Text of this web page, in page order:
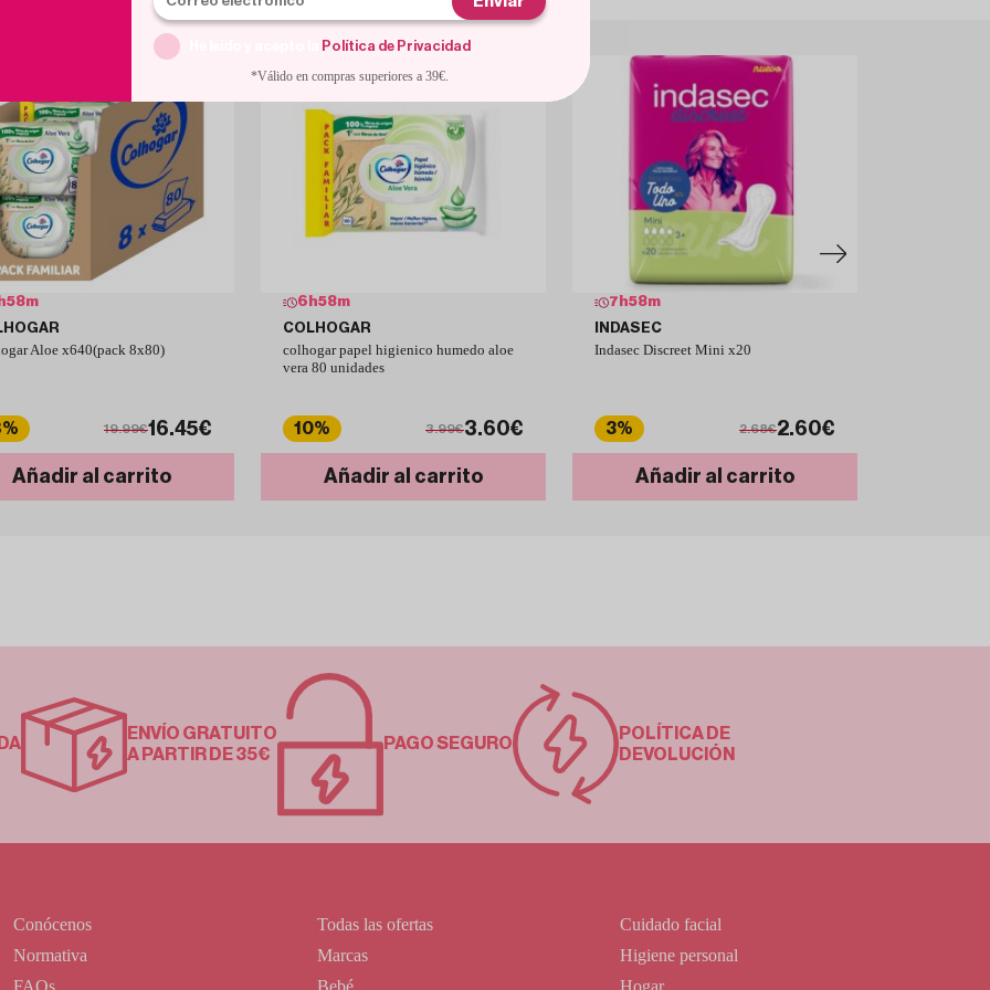
58m
Aloe x640(pack 8x80)
19.99€16.45€
Añadir al carrito
6 h58m
COLHOGAR
colhogar papel higienico humedo aloe
vera 80 unidades
10% 3.99€3.60€
Añadir al carrito
7 h58m
INDASEC
Indasec Discreet Mini x20
3% 2.68€2.60€
Añadir al carrito
ENVÍO GRATUITO
A PARTIR DE 35€
PAGO SEGURO
POLÍTICA DE
DEVOLUCIÓN
Conócenos
Normativa
FAQs
Todas las ofertas
Marcas
Bebé
Cuidado facial
Higiene personal
Hogar
Política de Privacidad
*Válido en compras superiores a 39€.